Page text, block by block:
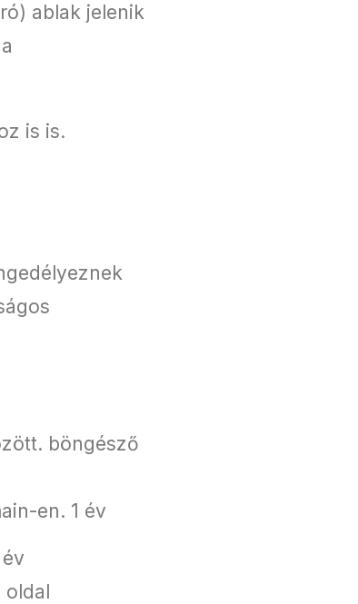
ablak jelenik
is is.
böngésző
en. 1 év
oldal